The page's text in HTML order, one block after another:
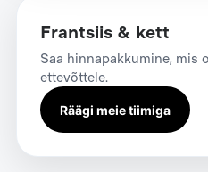
Frantsiis & kett
Saa hinnapakkumine, mis
ettevõttele.
Räägi meie tiimiga